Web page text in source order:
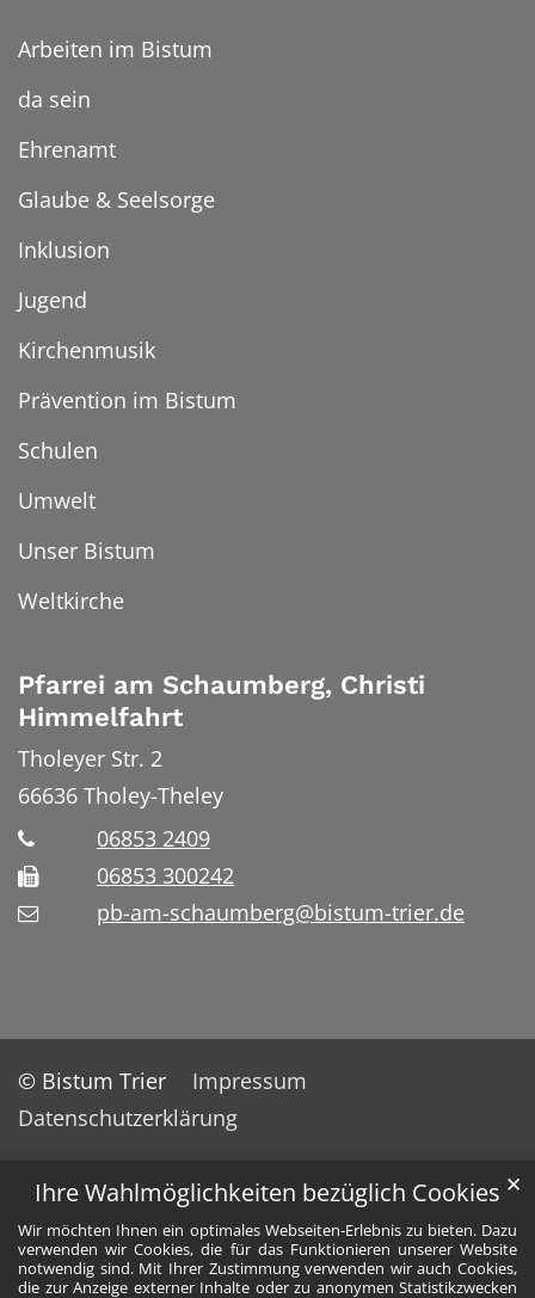
Ihre Wahlmöglichkeiten bezüglich Cookies
Wir möchten Ihnen ein optimales Webseiten-Erlebnis zu bieten. Dazu
verwenden wir Cookies, die für das Funktionieren unserer Website
notwendig sind. Mit Ihrer Zustimmung verwenden wir auch Cookies,
die zur Anzeige externer Inhalte oder zu anonymen Statistikzwecken
✕
Arbeiten im Bistum
da sein
Ehrenamt
Glaube & Seelsorge
Inklusion
Jugend
Kirchenmusik
Prävention im Bistum
Schulen
Umwelt
Unser Bistum
Weltkirche
Pfarrei am Schaumberg, Christi
Himmelfahrt
Tholeyer Str. 2
66636 Tholey-Theley
06853 2409
06853 300242
pb-am-schaumberg@bistum-trier.de
© Bistum Trier
Impressum
Datenschutzerklärung